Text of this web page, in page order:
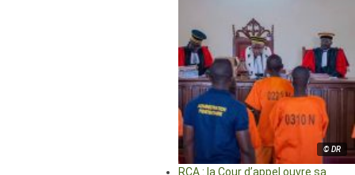
© DR
RCA : la Cour d’appel ouvre sa